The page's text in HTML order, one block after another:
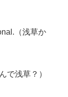
（浅草か
で浅草？）